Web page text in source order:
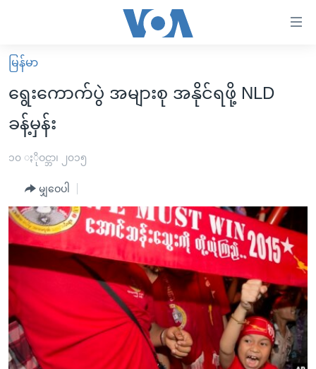
လွယ်ကူ
စေ
သည့်
Link
များ
အကြောင်းအရာ
ကျော်
ကြည့်
ရန်
ပင်မ
အ
ညွန်း
စာမျက်နှာ
မူလစာမျက်နှာ
မြန်မာ
ကမ္ဘာ့သတင်းများ
နိုင်ငံတကာ
အစ္စရေး-ပါလက်စတိုင်း
ဗွီဒီယို
ရပ်ဝန်းတခု လမ်းတခု အလွန်
အင်္ဂလိပ်စာလေ့လာမယ်
အမေရိကန်သုံးအီဒီယံ
မကြေးမုံရဲ့ အင်္ဂလိပ်စာ
ရုပ်ရှင်ထဲက အင်္ဂလိပ်စာ
သုတပဒေသာ အင်္ဂလိပ်စာ
အပတ်စဉ်ကဏ္ဍများ
တီဗွီ
ရေဒီယိုနှင့်ရုပ်သံ အချက်အလက်များ
ရေဒီယို/တီဗွီအစီအစဉ်
Learning English
မြန်မာ
ရွေးကောက်ပွဲ အများစု အနိုင်ရဖို့ NLD
ခန့်မှန်း
၁၀ ႏိုဝင္ဘာ၊ ၂၀၁၅
မျှဝေပါ